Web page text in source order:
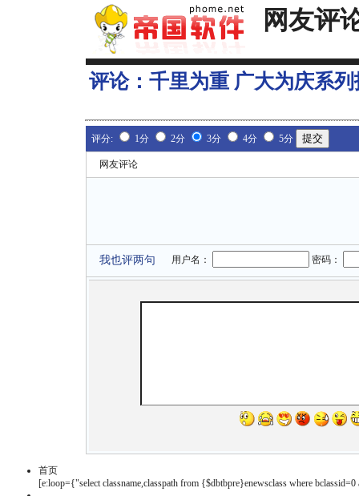
网友评
评论： 千里为重 广大为庆系
评分: 1分 2分 3分 4分 5分
网友评论
我也评两句 用户名： 密码：
首页
[e:loop={"select classname,classpath from {$dbtbpre}enewsclass where